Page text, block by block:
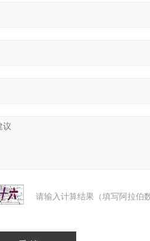
请输入计算结果（填写阿拉伯